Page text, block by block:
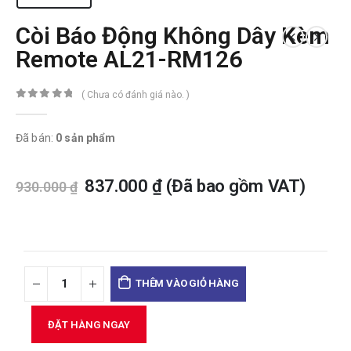
Còi Báo Động Không Dây Kèm
Remote AL21-RM126
( Chưa có đánh giá nào. )
Đã bán: 0 sản phẩm
930.000₫ 837.000 ₫(Đã bao gồm VAT)
THÊM VÀO GIỎ HÀNG
ĐẶT HÀNG NGAY